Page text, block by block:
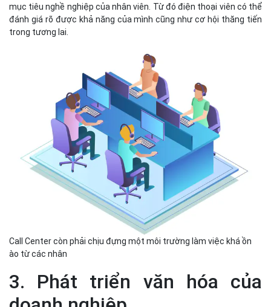
mục tiêu nghề nghiệp của nhân viên. Từ đó điện thoại viên có thể
đánh giá rõ được khả năng của mình cũng như cơ hội thăng tiến
trong tương lai.
Call Center còn phải chịu đựng một môi trường làm việc khá ồn
ào từ các nhân
3. Phát triển văn hóa của